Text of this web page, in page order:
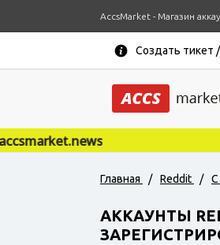
AccsMarket - Магазин
Создать тикет
Главная / Reddit / С
АККАУНТЫ